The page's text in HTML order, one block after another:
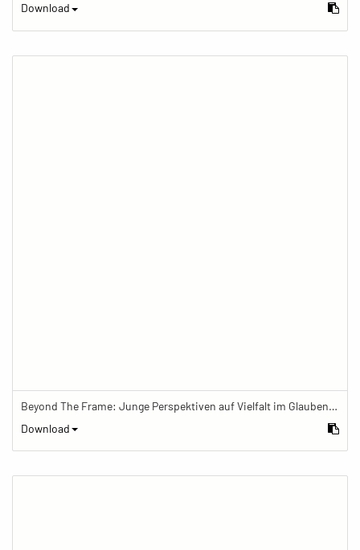
Download
Beyond The Frame: Junge Perspektiven auf Vielfalt im Glauben - Frau beendet Meditation und löscht die Meditationskerze
Download